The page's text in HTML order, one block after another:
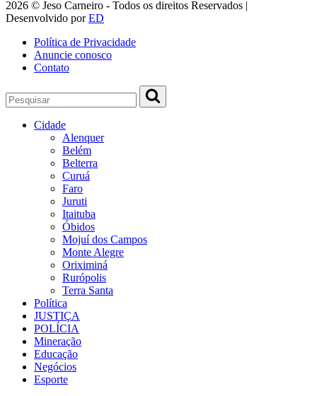
2026 © Jeso Carneiro - Todos os direitos Reservados |
Desenvolvido porED
Política de Privacidade
Anuncie conosco
Contato
Cidade
Alenquer
Belém
Belterra
Curuá
Faro
Juruti
Itaituba
Óbidos
Mojuí dos Campos
Monte Alegre
Oriximiná
Rurópolis
Terra Santa
Política
JUSTIÇA
POLÍCIA
Mineração
Educação
Negócios
Esporte